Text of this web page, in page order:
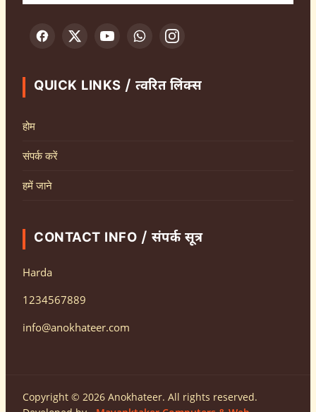
QUICK LINKS / त्वरित लिंक्स
होम
संपर्क करें
हमें जाने
CONTACT INFO / संपर्क सूत्र
Harda
1234567889
info@anokhateer.com
Copyright © 2026 Anokhateer. All rights reserved.